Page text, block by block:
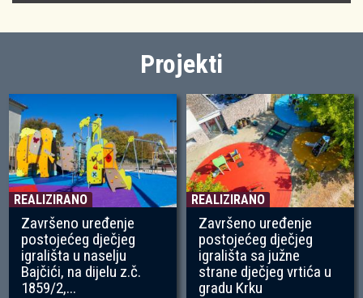
Projekti
REALIZIRANO
Završeno uređenje
postojećeg dječjeg
igrališta u naselju
Bajčići, na dijelu z.č.
1859/2,...
REALIZIRANO
Završeno uređenje
postojećeg dječjeg
igrališta sa južne
strane dječjeg vrtića u
gradu Krku